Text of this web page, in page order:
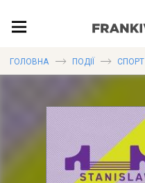
ЛОКАЦІЇ
ПУБЛІКАЦІЇ
ГОЛОВНА ПОДІЇ СПОРТ